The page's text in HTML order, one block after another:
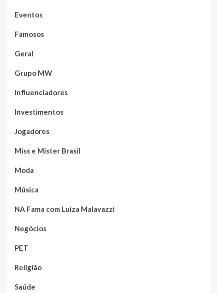
Eventos
Famosos
Geral
Grupo MW
Influenciadores
Investimentos
Jogadores
Miss e Mister Brasil
Moda
Música
NA Fama com Luiza Malavazzi
Negócios
PET
Religião
Saúde